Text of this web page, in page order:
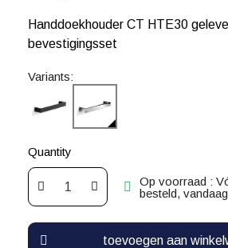
Handdoekhouder CT HTE30
bevestigingsset
Variants:
Quantity
Op voorraad :
besteld,
toevoegen aan